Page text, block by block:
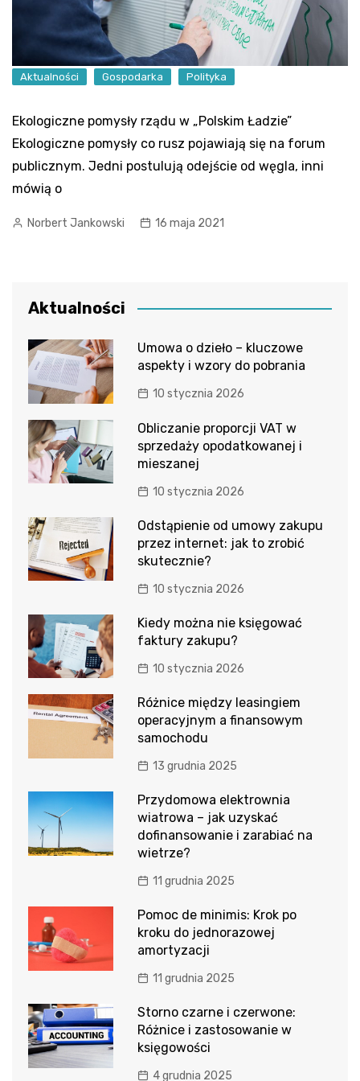
Aktualności Gospodarka Polityka
Ekologiczne pomysły rządu w „Polskim Ładzie”
Ekologiczne pomysły co rusz pojawiają się na forum
publicznym. Jedni postulują odejście od węgla, inni
mówią o
Norbert Jankowski 16 maja 2021
Aktualności
Umowa o dzieło – kluczowe
aspekty i wzory do pobrania
10 stycznia 2026
Obliczanie proporcji VAT w
sprzedaży opodatkowanej i
mieszanej
10 stycznia 2026
Odstąpienie od umowy zakupu
przez internet: jak to zrobić
skutecznie?
10 stycznia 2026
Kiedy można nie księgować
faktury zakupu?
10 stycznia 2026
Różnice między leasingiem
operacyjnym a finansowym
samochodu
13 grudnia 2025
Przydomowa elektrownia
wiatrowa – jak uzyskać
dofinansowanie i zarabiać na
wietrze?
11 grudnia 2025
Pomoc de minimis: Krok po
kroku do jednorazowej
amortyzacji
11 grudnia 2025
Storno czarne i czerwone:
Różnice i zastosowanie w
księgowości
4 grudnia 2025